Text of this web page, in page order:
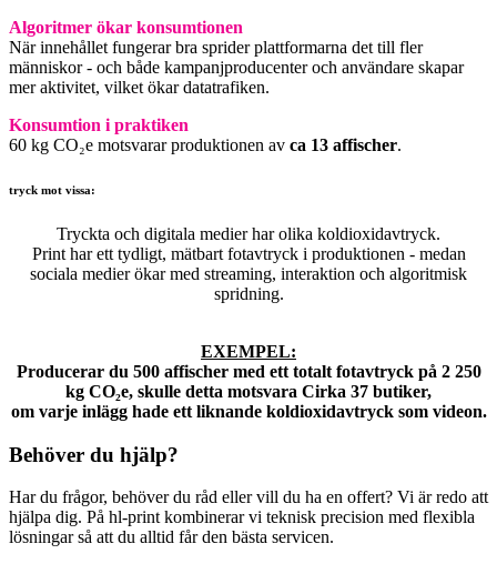
Algoritmer ökar konsumtionen
När innehållet fungerar bra sprider plattformarna det till fler
människor - och både kampanjproducenter och användare skapar
mer aktivitet, vilket ökar datatrafiken.
Konsumtion i praktiken
60 kg CO₂e motsvarar produktionen av ca 13 affischer.
tryck mot vissa:
Tryckta och digitala medier har olika koldioxidavtryck.
Print har ett tydligt, mätbart fotavtryck i produktionen - medan
sociala medier ökar med streaming, interaktion och algoritmisk
spridning.
EXEMPEL:
Producerar du 500 affischer med ett totalt fotavtryck på 2 250
kg CO₂e, skulle detta motsvara Cirka 37 butiker,
om varje inlägg hade ett liknande koldioxidavtryck som videon.
Behöver du hjälp?
Har du frågor, behöver du råd eller vill du ha en offert? Vi är redo att
hjälpa dig. På hl-print kombinerar vi teknisk precision med flexibla
lösningar så att du alltid får den bästa servicen.